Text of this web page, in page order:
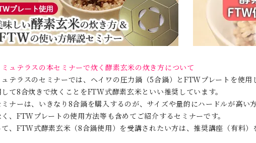
ュテラスの本セミナーで炊く酵素玄米の炊き方について
ュテラスのセミナーでは、ヘイワの圧力鍋（5合鍋）とFTWプレートを使
て8合炊きで炊くことをFTW式酵素玄米といい推奨しています。
ミナーは、いきなり8合鍋を購入するのが、サイズや量的にハードルが高
、FTWプレートの使用方法等も含めてご紹介するセミナーです。
て、FTW式酵素玄米（8合鍋使用）を受講されたい方は、推奨講座（有料